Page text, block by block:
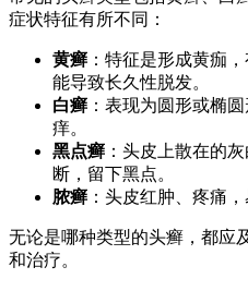
症状特征有所不同：
黄癣 ：特征是形成黄痂
能导致长久性脱发。
白癣 ：表现为圆形或椭
痒。
黑点癣 ：头皮上散在的
断，留下黑点。
脓癣 ：头皮红肿、疼痛，
无论是哪种类型的头癣，都应
和治疗。